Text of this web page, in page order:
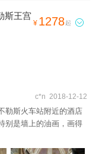
斯王宫
¥ 1278起 
c*n 2018-12-12
勒斯火车站附近的酒店
别是墙上的油画，画得